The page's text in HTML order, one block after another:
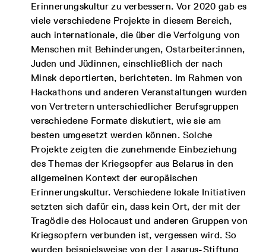
Erinnerungskultur zu verbessern. Vor 2020 gab es
viele verschiedene Projekte in diesem Bereich,
auch internationale, die über die Verfolgung von
Menschen mit Behinderungen, Ostarbeiter:innen,
Juden und Jüdinnen, einschließlich der nach
Minsk deportierten, berichteten. Im Rahmen von
Hackathons und anderen Veranstaltungen wurden
von Vertretern unterschiedlicher Berufsgruppen
verschiedene Formate diskutiert, wie sie am
besten umgesetzt werden können. Solche
Projekte zeigten die zunehmende Einbeziehung
des Themas der Kriegsopfer aus Belarus in den
allgemeinen Kontext der europäischen
Erinnerungskultur. Verschiedene lokale Initiativen
setzten sich dafür ein, dass kein Ort, der mit der
Tragödie des Holocaust und anderen Gruppen von
Kriegsopfern verbunden ist, vergessen wird. So
wurden beispielsweise von der Lasarus-Stiftung